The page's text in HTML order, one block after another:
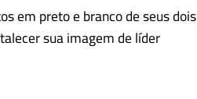
em preto e branco de seus dois
sua imagem de líder